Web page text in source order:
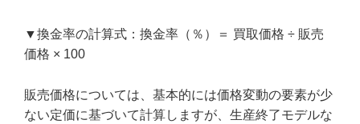
▼換金率の計算式：換金率（％）＝ 買取価格 ÷ 販売
価格 × 100
販売価格については、基本的には価格変動の要素が少
ない定価に基づいて計算しますが、生産終了モデルな